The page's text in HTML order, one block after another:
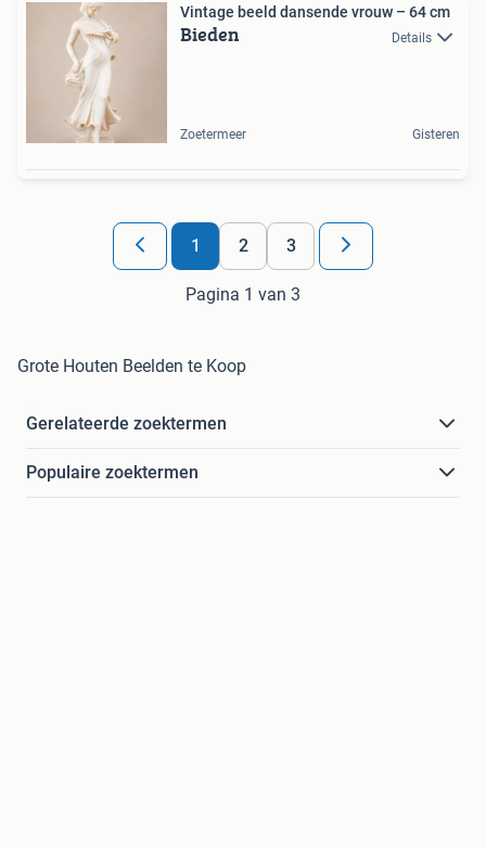
Vintage beeld dansende vrouw – 64 cm
Bieden Details
Zoetermeer Gisteren
1 2 3
Pagina 1 van 3
Grote Houten Beelden te Koop
Gerelateerde zoektermen
Populaire zoektermen